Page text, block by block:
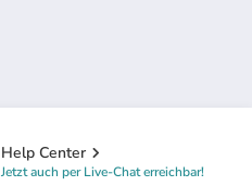
Help Center
Jetzt auch per Live-Chat erreichbar!